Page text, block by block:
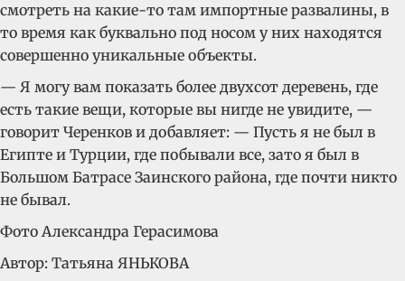
смотреть на какие-то там импортные развалины, в
то время как буквально под носом у них находятся
совершенно уникальные объекты.
— Я могу вам показать более двухсот деревень, где
есть такие вещи, которые вы нигде не увидите, —
говорит Черенков и добавляет: — Пусть я не был в
Египте и Турции, где побывали все, зато я был в
Большом Батрасе Заинского района, где почти никто
не бывал.
Фото Александра Герасимова
Автор: Татьяна ЯНЬКОВА